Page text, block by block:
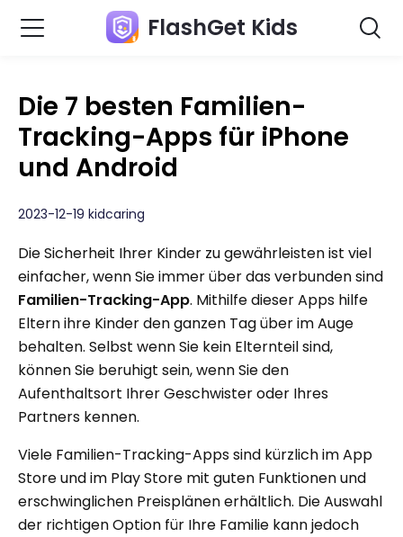
FlashGet Kids
Die 7 besten Familien-
Tracking-Apps für iPhone
und Android
2023-12-19 kidcaring
Die Sicherheit Ihrer Kinder zu gewährleisten ist viel
einfacher, wenn Sie immer über das verbunden sind
Familien-Tracking-App. Mithilfe dieser Apps hilfe
Eltern ihre Kinder den ganzen Tag über im Auge
behalten. Selbst wenn Sie kein Elternteil sind,
können Sie beruhigt sein, wenn Sie den
Aufenthaltsort Ihrer Geschwister oder Ihres
Partners kennen.
Viele Familien-Tracking-Apps sind kürzlich im App
Store und im Play Store mit guten Funktionen und
erschwinglichen Preisplänen erhältlich. Die Auswahl
der richtigen Option für Ihre Familie kann jedoch